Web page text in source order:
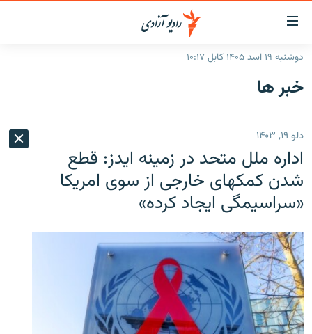
لینک‌های
قابل
دسترسی
به
بازگشت
منوی
اصلی
مراجعه
صفحه
جستجو
گزارش‌ها
شرق میانه
جهان
افغانستان
جهان
جدول نشرات
مصاحبه‌ها
برنامه‌ها
ورزش
بحران مهاجرت
'کووید-۱۹'
تماس
دوشنبه ۱۹ اسد ۱۴۰۵ کابل ۱۰:۱۷
خبر ها
دلو ۱۹, ۱۴۰۳
اداره ملل متحد در زمینه ایدز: قطع
شدن کمکهای خارجی از سوی امریکا
«سراسیمگی ایجاد کرده»